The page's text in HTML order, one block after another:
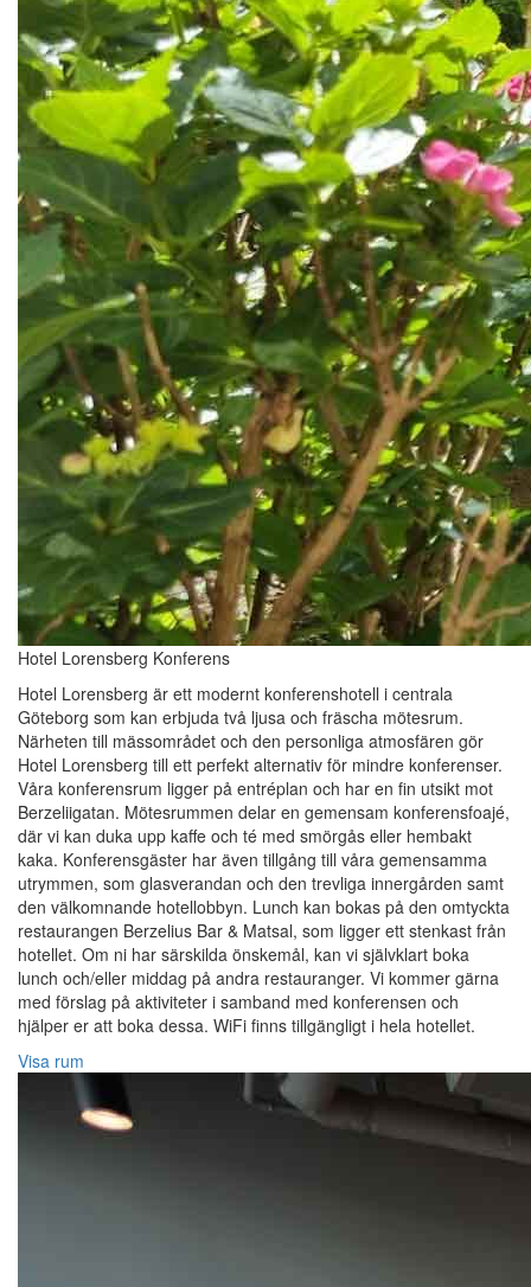
Hotel Lorensberg Konferens
Hotel Lorensberg är ett modernt konferenshotell i centrala
Göteborg som kan erbjuda två ljusa och fräscha mötesrum.
Närheten till mässområdet och den personliga atmosfären gör
Hotel Lorensberg till ett perfekt alternativ för mindre konferenser.
Våra konferensrum ligger på entréplan och har en fin utsikt mot
Berzeliigatan. Mötesrummen delar en gemensam konferensfoajé,
där vi kan duka upp kaffe och té med smörgås eller hembakt
kaka. Konferensgäster har även tillgång till våra gemensamma
utrymmen, som glasverandan och den trevliga innergården samt
den välkomnande hotellobbyn. Lunch kan bokas på den omtyckta
restaurangen Berzelius Bar & Matsal, som ligger ett stenkast från
hotellet. Om ni har särskilda önskemål, kan vi självklart boka
lunch och/eller middag på andra restauranger. Vi kommer gärna
med förslag på aktiviteter i samband med konferensen och
hjälper er att boka dessa. WiFi finns tillgängligt i hela hotellet.
Visa rum